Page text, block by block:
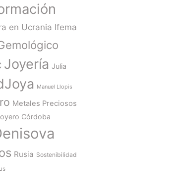
en Ucrania Ifema
Joyería Julia
Manuel Llopis
Metales Preciosos
Córdoba
Rusia Sostenibilidad